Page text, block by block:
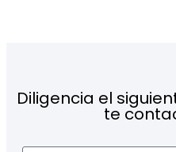
Diligencia el
te